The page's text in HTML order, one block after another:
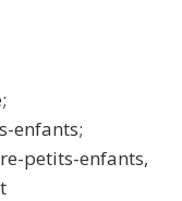
enfants;
petits-enfants,